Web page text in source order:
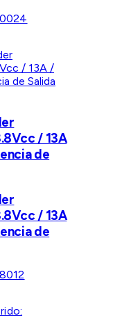
/ 13A
de
/ 13A
de